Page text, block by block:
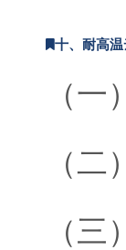
十、耐高
（
（
（